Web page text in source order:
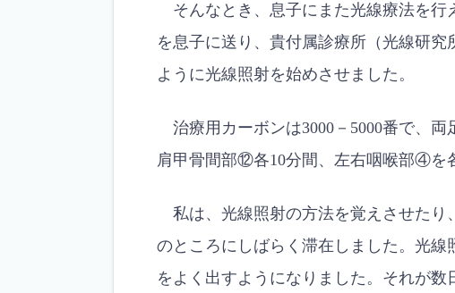
そんなとき、息子にまた光線療法を行
を息子に送り、貴付属診療所（光線研
ように光線照射を始めさせました。
治療用カーボンは3000－5000番で、
肩甲骨間部⑫各10分間、左右咽喉部④を
私は、光線照射の方法を覚えさせたり
のところにしばらく滞在しました。光
をよく出すようになりました。それが